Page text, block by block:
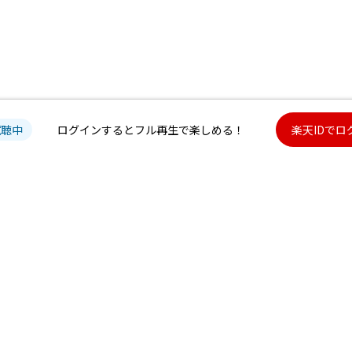
中 ログインするとフル再生で楽しめる！ 楽天IDでロ